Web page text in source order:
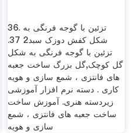
36. تزئین با گوجه فرنگی به
شکل کفش دوزک سبد2 37.
تزئین با گوجه فرنگی به شکل
گل کوچک,گل بزرگ ساخت جعبه
های فانتزی ، شمع سازی و هویه
کاری . دسته نرم افزار آموزشی
زیردسته هنری. آموزش ساخت
ساخت جعبه های فانتزی ، شمع
سازی و هویه